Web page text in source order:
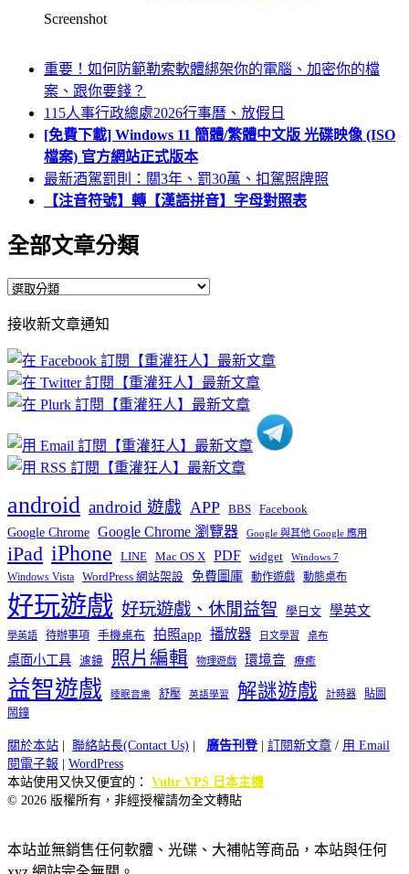
Screenshot
重要！如何防範勒索軟體綁架你的電腦、加密你的檔
案、跟你要錢？
115人事行政總處2026行事曆、放假日
[免費下載] Windows 11 簡體/繁體中文版 光碟映像 (ISO
檔案) 官方網站正式版本
最新酒駕罰則：關3年、罰30萬、扣駕照牌照
【注音符號】轉【漢語拼音】字母對照表
全部文章分類
全
文
章
分
類
接收新文章通知
android android 遊戲 APP BBS Facebook
Google Chrome Google Chrome 瀏覽器 Google 與其他 Google 應用
iPad iPhone LINE Mac OS X PDF widget Windows 7
Windows Vista WordPress 網站架設 免費圖庫 動作遊戲 動態桌布
好玩遊戲 好玩遊戲、休閒益智 學日文 學英文
學英語 待辦事項 手機桌布 拍照app 播放器 日文學習 桌布
桌面小工具 濾鏡 照片編輯 物理遊戲 環境音 療癒
益智遊戲 睡眠音樂 舒壓 英語學習 解謎遊戲 計時器
貼圖
鬧鐘
關於本站 聯絡站長(Contact Us) 廣告刊登| 訂閱新文章 / 用 Email
閱電子報
WordPress
本站使用又快又便宜的： Vultr VPS 日本主機
© 2026 版權所有，非經授權請勿全文轉貼
本站並無銷售任何軟體、光碟、大補帖等商品，本站與任何